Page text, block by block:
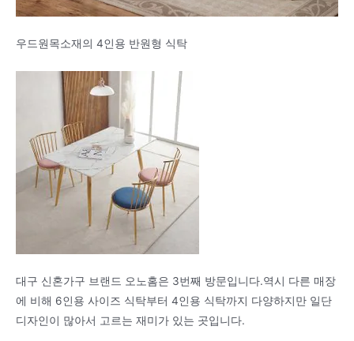
우드원목소재의 4인용 반원형 식탁
대구 신혼가구 브랜드 오노홈은 3번째 방문입니다.역시 다른 매장
에 비해 6인용 사이즈 식탁부터 4인용 식탁까지 다양하지만 일단
디자인이 많아서 고르는 재미가 있는 곳입니다.